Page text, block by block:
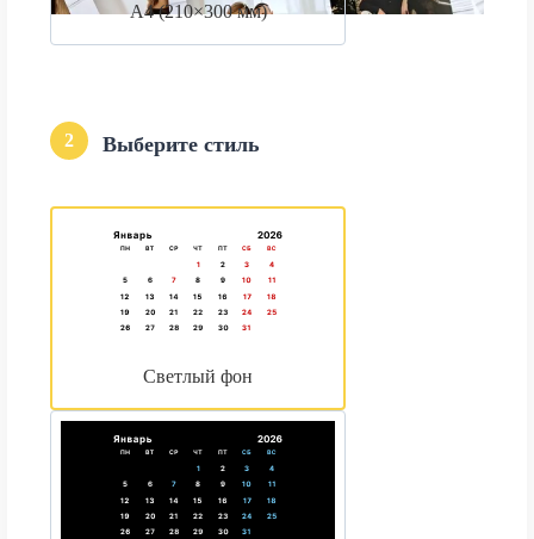
А4 (210×300 мм)
2 Выберите стиль
Светлый фон